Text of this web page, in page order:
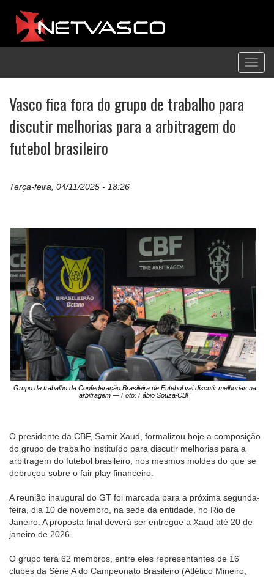
Vasco fica fora do grupo de trabalho para
discutir melhorias para a arbitragem do
futebol brasileiro
Terça-feira, 04/11/2025 - 18:26
Grupo de trabalho da Confederação Brasileira de Futebol vai discutir melhorias na
arbitragem — Foto: Fábio Souza/CBF
O presidente da CBF, Samir Xaud, formalizou hoje a composição
do grupo de trabalho instituído para discutir melhorias para a
arbitragem do futebol brasileiro, nos mesmos moldes do que se
debruçou sobre o fair play financeiro.
A reunião inaugural do GT foi marcada para a próxima segunda-
feira, dia 10 de novembro, na sede da entidade, no Rio de
Janeiro. A proposta final deverá ser entregue a Xaud até 20 de
janeiro de 2026.
O grupo terá 62 membros, entre eles representantes de 16
clubes da Série A do Campeonato Brasileiro (Atlético Mineiro,